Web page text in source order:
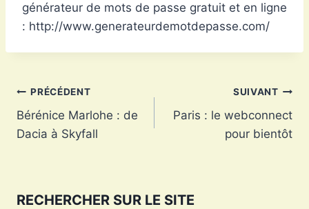
générateur de mots de passe gratuit et en ligne
: http://www.generateurdemotdepasse.com/
Navigation
de
PRÉCÉDENT
Bérénice Marlohe : de
Dacia à Skyfall
SUIVANT
Paris : le webconnect
pour bientôt
RECHERCHER SUR LE SITE